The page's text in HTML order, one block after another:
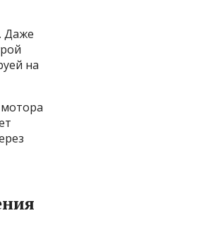
Даже
на